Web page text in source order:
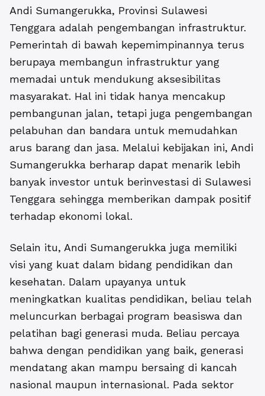
Andi Sumangerukka, Provinsi Sulawesi
Tenggara adalah pengembangan infrastruktur.
Pemerintah di bawah kepemimpinannya terus
berupaya membangun infrastruktur yang
memadai untuk mendukung aksesibilitas
masyarakat. Hal ini tidak hanya mencakup
pembangunan jalan, tetapi juga pengembangan
pelabuhan dan bandara untuk memudahkan
arus barang dan jasa. Melalui kebijakan ini, Andi
Sumangerukka berharap dapat menarik lebih
banyak investor untuk berinvestasi di Sulawesi
Tenggara sehingga memberikan dampak positif
terhadap ekonomi lokal.
Selain itu, Andi Sumangerukka juga memiliki
visi yang kuat dalam bidang pendidikan dan
kesehatan. Dalam upayanya untuk
meningkatkan kualitas pendidikan, beliau telah
meluncurkan berbagai program beasiswa dan
pelatihan bagi generasi muda. Beliau percaya
bahwa dengan pendidikan yang baik, generasi
mendatang akan mampu bersaing di kancah
nasional maupun internasional. Pada sektor